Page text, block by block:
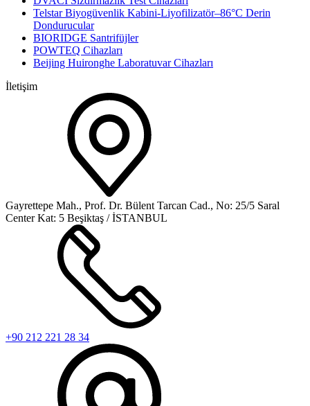
Telstar Biyogüvenlik Kabini-Liyofilizatör–86°C Derin
Dondurucular
BIORIDGE Santrifüjler
POWTEQ Cihazları
Beijing Huironghe Laboratuvar Cihazları
İletişim
Gayrettepe Mah., Prof. Dr. Bülent Tarcan Cad., No: 25/5 Saral
Center Kat: 5 Beşiktaş / İSTANBUL
+90 212 221 28 34